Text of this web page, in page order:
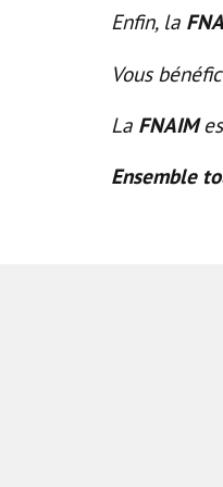
Enfin, la
Vous
La FNAIM
Ensemble